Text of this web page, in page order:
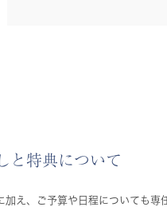
と特典について
え、ご予算や日程についても